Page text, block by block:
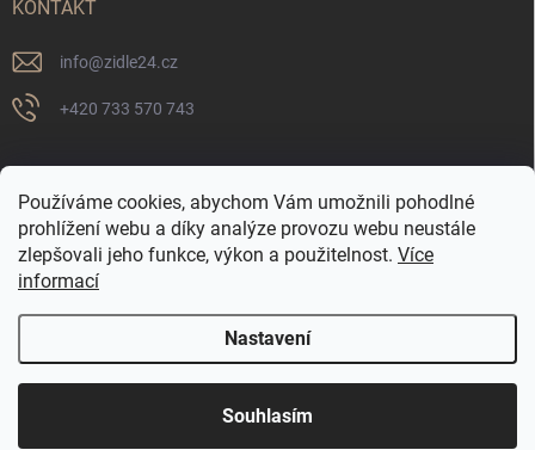
Používáme cookies, abychom Vám umožnili pohodlné
prohlížení webu a díky analýze provozu webu neustále
zlepšovali jeho funkce, výkon a použitelnost. Více
informací
Nastavení
Souhlasím
vybrané produkty. Akce platí pouze po omezenou
KONTAKT
info@zidle24.cz
+420 733 570 743
PŘIJÍMÁME ONLINE PLATBY
Židle24.cz . Všechna práva vyhrazena.